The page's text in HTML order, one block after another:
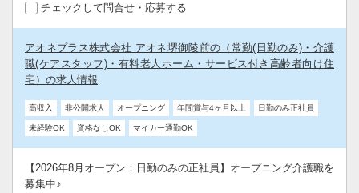
チェックして問合せ・応募する
アオネプラス株式会社 アオネ堺御陵前の（常勤(日勤のみ)・介護
職(ケアスタッフ)・有料老人ホーム・サービス付き高齢者向け住
宅）の求人情報
高収入 非公開求人 オープニング 年間賞与4ヶ月以上 日勤のみ正社員
未経験OK 資格なしOK マイカー通勤OK
【2026年8月オープン：日勤のみの正社員】オープニング介護職を
募集中♪